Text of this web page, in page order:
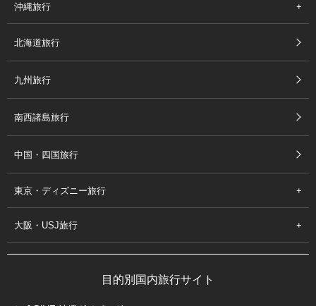
沖縄旅行
北海道旅行
九州旅行
南西諸島旅行
中国・四国旅行
東京・ディズニー旅行
大阪・USJ旅行
目的別国内旅行サイト